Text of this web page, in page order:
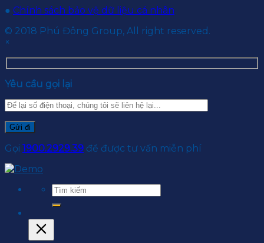
● Chính sách bảo vệ dữ liệu cá nhân
© 2018 Phú Đông Group, All right reserved.
×
Yêu cầu gọi lại
Gọi 1900.2929.39 để được tư vấn miễn phí